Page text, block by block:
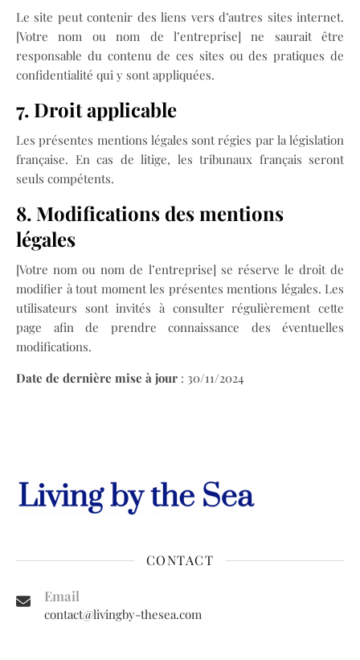
Le site peut contenir des liens vers d’autres sites internet.
[Votre nom ou nom de l’entreprise] ne saurait être
responsable du contenu de ces sites ou des pratiques de
confidentialité qui y sont appliquées.
7. Droit applicable
Les présentes mentions légales sont régies par la législation
française. En cas de litige, les tribunaux français seront
seuls compétents.
8. Modifications des mentions
légales
[Votre nom ou nom de l’entreprise] se réserve le droit de
modifier à tout moment les présentes mentions légales. Les
utilisateurs sont invités à consulter régulièrement cette
page afin de prendre connaissance des éventuelles
modifications.
Date de dernière mise à jour : 30/11/2024
CONTACT
Email
contact@livingby-thesea.com